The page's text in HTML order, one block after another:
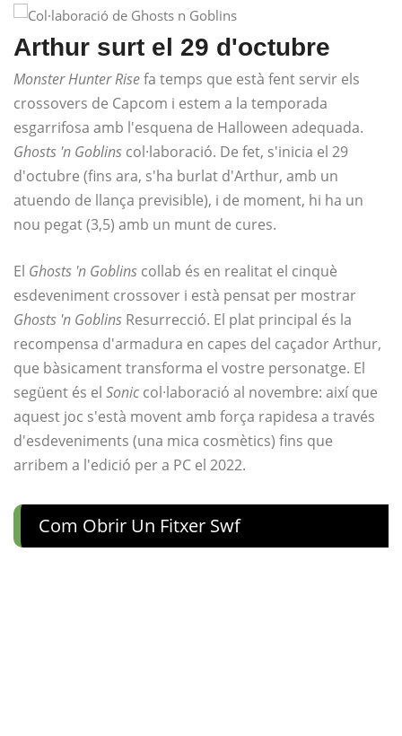
Arthur surt el 29 d'octubre
Monster Hunter Risefa temps que està fent servir els
crossovers de Capcom i estem a la temporada
esgarrifosa amb l'esquena de Halloween adequada.
Ghosts 'n Goblins col·laboració. De fet, s'inicia el 29
d'octubre (fins ara, s'ha burlat d'Arthur, amb un
atuendo de llança previsible), i de moment, hi ha un
nou pegat (3,5) amb un munt de cures.
El Ghosts 'n Goblins collab és en realitat el cinquè
esdeveniment crossover i està pensat per mostrar
Ghosts 'n Goblins Resurrecció. El plat principal és la
recompensa d'armadura en capes del caçador Arthur,
que bàsicament transforma el vostre personatge. El
següent és el Sonic col·laboració al novembre: així que
aquest joc s'està movent amb força rapidesa a través
d'esdeveniments (una mica cosmètics) fins que
arribem a l'edició per a PC el 2022.
Com Obrir Un Fitxer Swf